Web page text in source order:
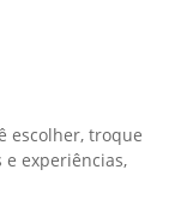
escolher, troque
e experiências,